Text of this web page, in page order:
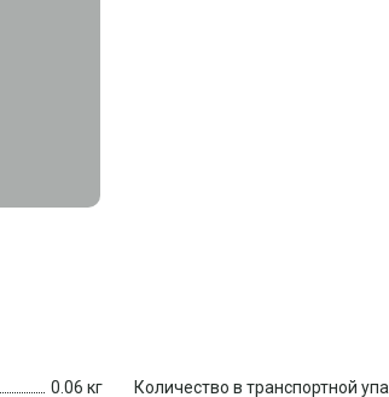
0.06 кг
Количество в транспортной